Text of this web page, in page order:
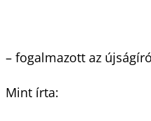
– fogalmazott az
Mint írta: